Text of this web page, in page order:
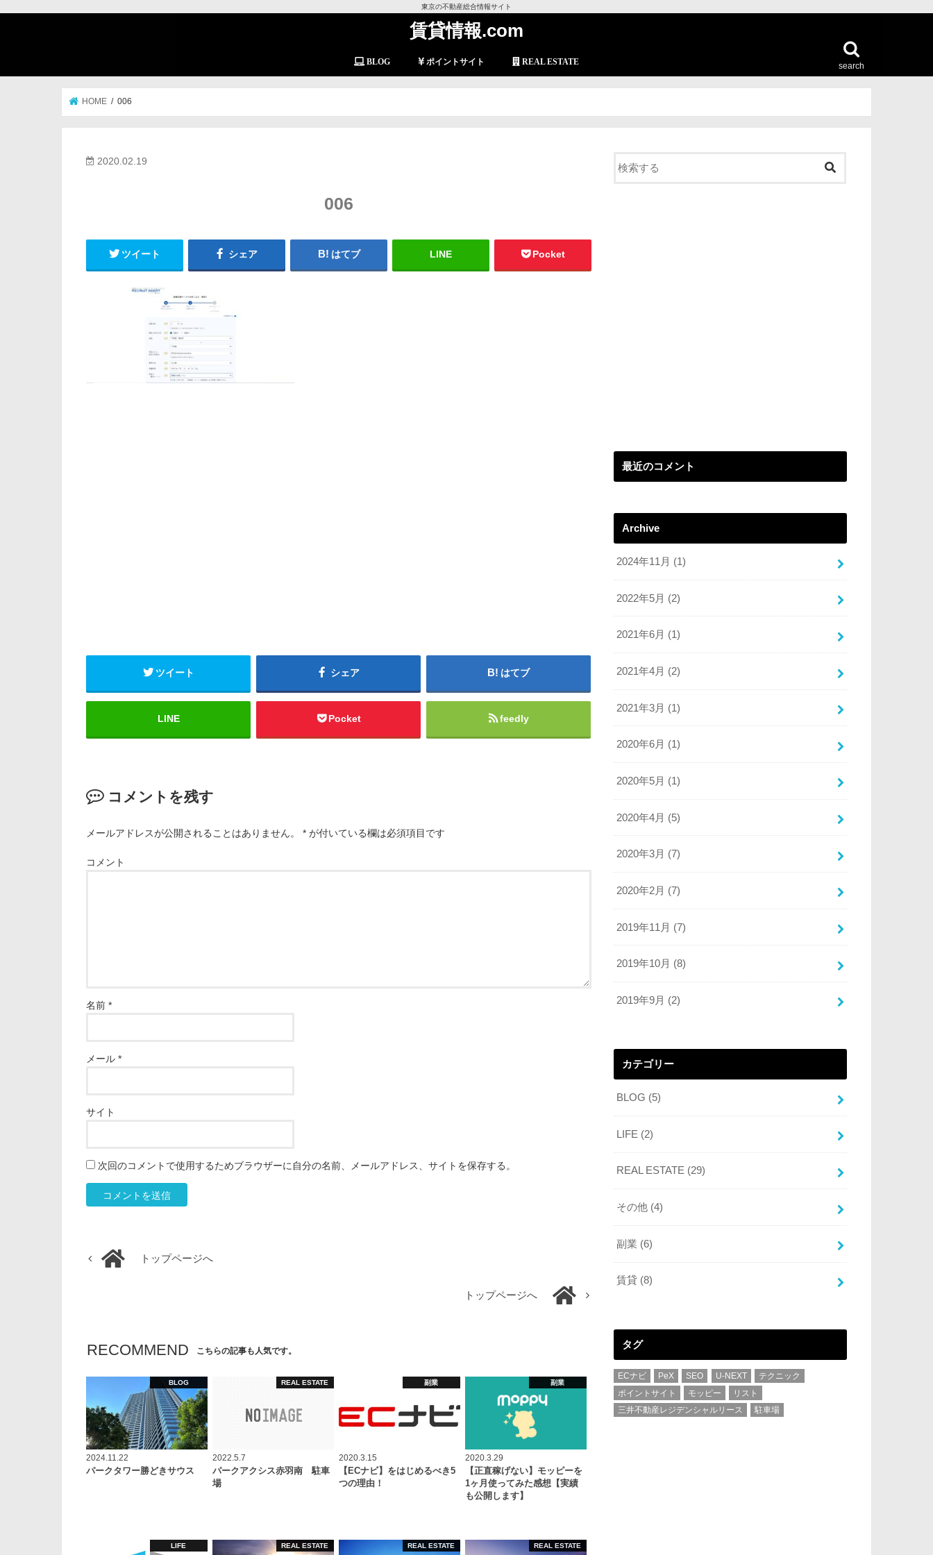
東京の不動産総合情報サイト
賃貸情報.com
search
BLOG ポイントサイト REAL ESTATE
HOME 006
2020.02.19
006
ツイート シェア はてブ LINE Pocket
ツイート シェア はてブ
LINE Pocket feedly
コメントを残す
メールアドレスが公開されることはありません。 * が付いている欄は必須項目です
コメント
名前 *
メール *
サイト
次回のコメントで使用するためブラウザーに自分の名前、メールアドレス、サイトを保存する。
トップページへ
トップページへ
RECOMMEND こちらの記事も人気です。
BLOG
2024.11.22
パークタワー勝どきサウス
REAL ESTATE
2022.5.7
パークアクシス赤羽南 駐車
場
副業
2020.3.15
【ECナビ】をはじめるべき5
つの理由！
副業
2020.3.29
【正直稼げない】モッピーを
1ヶ月使ってみた感想【実績
も公開します】
LIFE REAL ESTATE REAL ESTATE REAL ESTATE
最近のコメント
Archive
2024年11月 (1)
2022年5月 (2)
2021年6月 (1)
2021年4月 (2)
2021年3月 (1)
2020年6月 (1)
2020年5月 (1)
2020年4月 (5)
2020年3月 (7)
2020年2月 (7)
2019年11月 (7)
2019年10月 (8)
2019年9月 (2)
カテゴリー
BLOG (5)
LIFE (2)
REAL ESTATE (29)
その他 (4)
副業 (6)
賃貸 (8)
タグ
ECナビ PeX SEO U-NEXT
テクニック
ポイントサイト
モッピー
リスト
三井不動産レジデンシャルリース
駐車場